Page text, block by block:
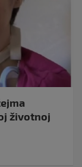
životnoj